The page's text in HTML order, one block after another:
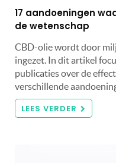
17 aandoeningen
de wetenschap
CBD-olie wordt door
ingezet. In dit artikel
publicaties over de
verschillende
LEES VERDER